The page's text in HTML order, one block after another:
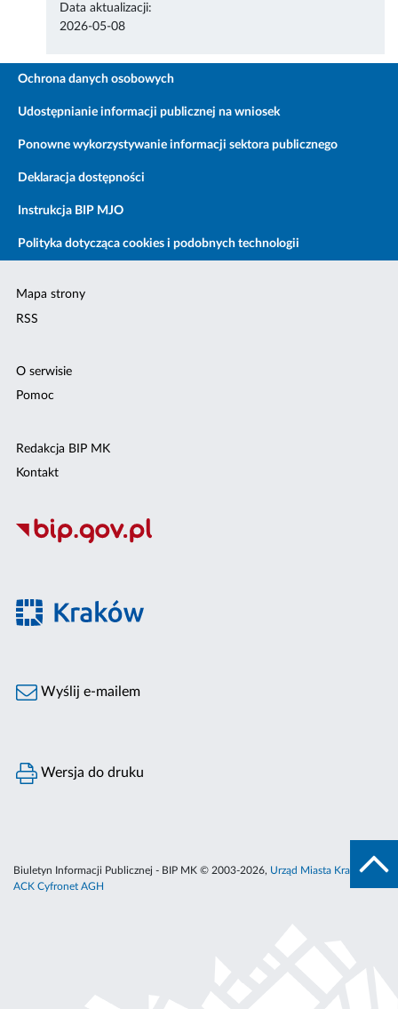
Data aktualizacji:
2026-05-08
Ochrona danych osobowych
Udostępnianie informacji publicznej na wniosek
Ponowne wykorzystywanie informacji sektora publicznego
Deklaracja dostępności
Instrukcja BIP MJO
Polityka dotycząca cookies i podobnych technologii
Mapa strony
RSS
O serwisie
Pomoc
Redakcja BIP MK
Kontakt
Wyślij e-mailem
Wersja do druku
Biuletyn Informacji Publicznej - BIP MK © 2003-2026, Urząd Miasta Krakowa
ACK Cyfronet AGH